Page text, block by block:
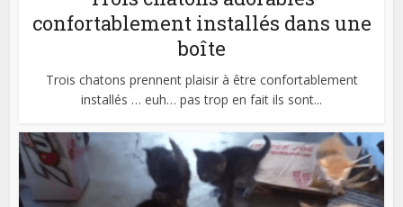
confortablement installés dans une
boîte
Trois chatons prennent plaisir à être confortablement
installés … euh… pas trop en fait ils sont...